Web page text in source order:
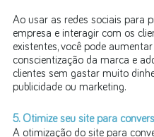
Ao usar as redes sociais para
empresa e interagir com os
existentes, você pode aumentar
conscientização da marca e
clientes sem gastar muito
publicidade ou marketing.
5. Otimize seu site para
A otimização do site para